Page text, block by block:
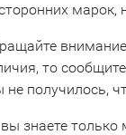
марок,
то
не получилось,
знаете